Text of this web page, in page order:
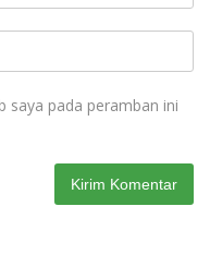
saya pada peramban ini